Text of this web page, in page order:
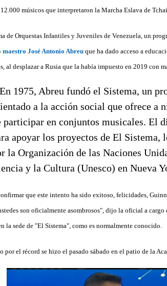
12.000 músicos que interpretaron la Marcha Eslava de
de Orquestas Infantiles y Juveniles de Venezuela, un
José Antonio Abreu que ha dado acceso a
al desplazar a Rusia que la había impuesto en 2019 con
que este intento ha sido exitoso, felicidades,
son oficialmente asombrosos", dijo la oficial a
la sede de "El Sistema", como es normalmente conocido.
por el récord se hizo el pasado sábado en el patio de la